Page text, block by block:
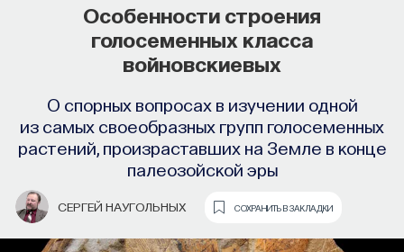
Особенности строения
голосеменных класса
войновскиевых
О спорных вопросах в изучении одной
из самых своеобразных групп голосеменных
растений, произраставших на Земле в конце
палеозойской эры
СЕРГЕЙ НАУГОЛЬНЫХ СОХРАНИТЬ В ЗАКЛАДКИ